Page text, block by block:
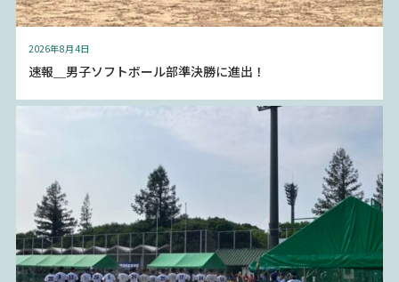
2026年8月4日
速報＿男子ソフトボール部準決勝に進出！